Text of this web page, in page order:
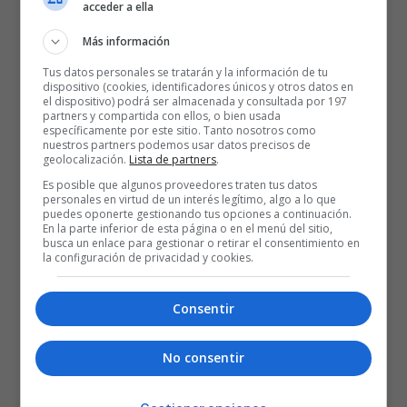
acceder a ella
Más información
Tus datos personales se tratarán y la información de tu
dispositivo (cookies, identificadores únicos y otros datos en
el dispositivo) podrá ser almacenada y consultada por 197
partners y compartida con ellos, o bien usada
específicamente por este sitio. Tanto nosotros como
nuestros partners podemos usar datos precisos de
geolocalización. Lista de partners.
Es posible que algunos proveedores traten tus datos
personales en virtud de un interés legítimo, algo a lo que
puedes oponerte gestionando tus opciones a continuación.
En la parte inferior de esta página o en el menú del sitio,
busca un enlace para gestionar o retirar el consentimiento en
la configuración de privacidad y cookies.
Consentir
No consentir